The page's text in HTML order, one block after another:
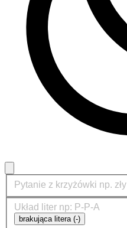
brakująca litera (-)